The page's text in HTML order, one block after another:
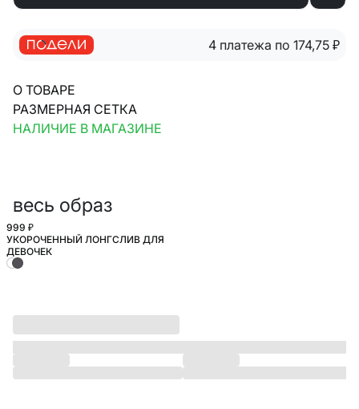
4 платежа по 174,75 ₽
О ТОВАРЕ
РАЗМЕРНАЯ СЕТКА
НАЛИЧИЕ В МАГАЗИНЕ
весь образ
ШКОЛА
999 ₽
УКОРОЧЕННЫЙ ЛОНГСЛИВ ДЛЯ
ДЕВОЧЕК